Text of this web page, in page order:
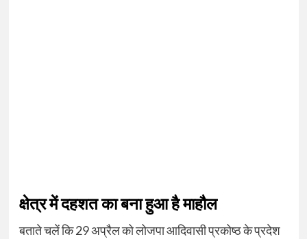
क्षेत्र में दहशत का बना हुआ है माहौल
बताते चलें कि 29 अप्रैल को लोजपा आदिवासी प्रकोष्ठ के प्रदेश